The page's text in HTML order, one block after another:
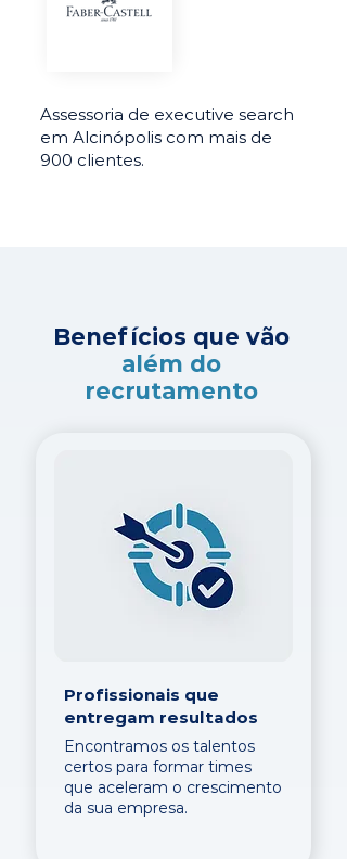
Assessoria de executive search
em Alcinópolis com mais de
900 clientes.
Benefícios que vão
além do
recrutamento
Profissionais que
entregam resultados
Encontramos os talentos
certos para formar times
que aceleram o crescimento
da sua empresa.